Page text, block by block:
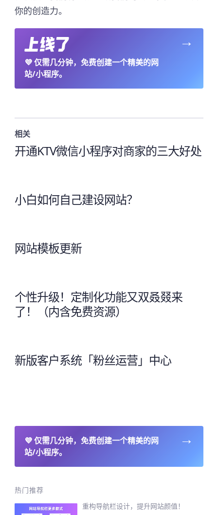
你的创造力。
💜仅需几分钟，免费创建一个精美的网
站/小程序。
→
相关
开通KTV微信小程序对商家的三大好处
小白如何自己建设网站？
网站模板更新
个性升级！定制化功能又双叒叕来
了！（内含免费资源）
新版客户系统「粉丝运营」中心
💜仅需几分钟，免费创建一个精美的网
站/小程序。
→
热门推荐
重构导航栏设计，提升网站颜值！